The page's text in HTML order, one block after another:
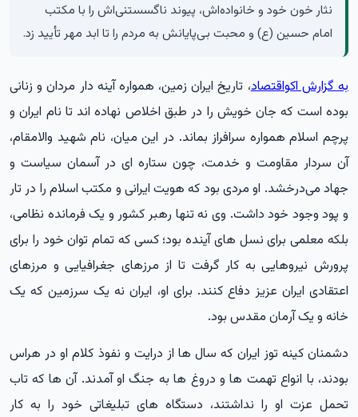
نثار خون خود و خانواده‌اش، پیوند ناگسستنی‌اش را با مکتب
امام حسین (ع) و محبت بی‌پایانش به مردم را تا ابد مهر تأیید زد.
به گزارش اکواقتصاد، تاریخ ایران زمین، همواره آینه دار مردان و زنانی
بوده است که جان خویش را در طبق اخلاص نهاده اند تا نام ایران و
پرچم اسلام همواره سرافراز بماند. در این میان، نام شهید والامقام،
آن سردار مقاومت و خدمت، چون ستاره ای در آسمان سیاست و
جهاد می‌درخشد. او مردی بود که هویت ایرانی و مکتب اسلام را در تار
و پود وجود خود داشت. وی نه تنها رهبر کشور و یک فرمانده نظامی،
بلکه معلمی برای نسل های آینده بود؛ کسی که تمام توان خود را برای
پرورش نیروهایی به کار گرفت تا از مرزهای جغرافیایی و مرزهای
اعتقادی ایران عزیز دفاع کنند. برای او، ایران نه یک سرزمین که یک
خانه و یک آرمان مقدس بود.
دشمنان کینه توز ایران که سال ها از درایت و نفوذ کلام او در هراس
بودند، با انواع تهمت ها و دروغ ها به جنگ او آمدند. آن ها که تاب
تحمل عزت او را نداشتند، دستگاه های تبلیغاتی خود را به کار